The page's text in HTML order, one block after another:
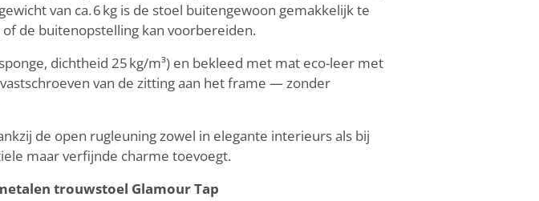
van ca. 6 kg is de stoel buitengewoon gemakkelijk te
de buitenopstelling kan voorbereiden.
dichtheid 25 kg/m³) en bekleed met mat eco-leer met
van de zitting aan het frame — zonder
de open rugleuning zowel in elegante interieurs als bij
maar verfijnde charme toevoegt.
trouwstoel Glamour Tap